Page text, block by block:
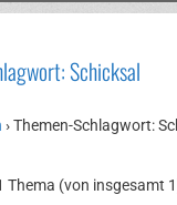
Schicksal
›Themen-Schlagwort:
Thema (von insgesamt